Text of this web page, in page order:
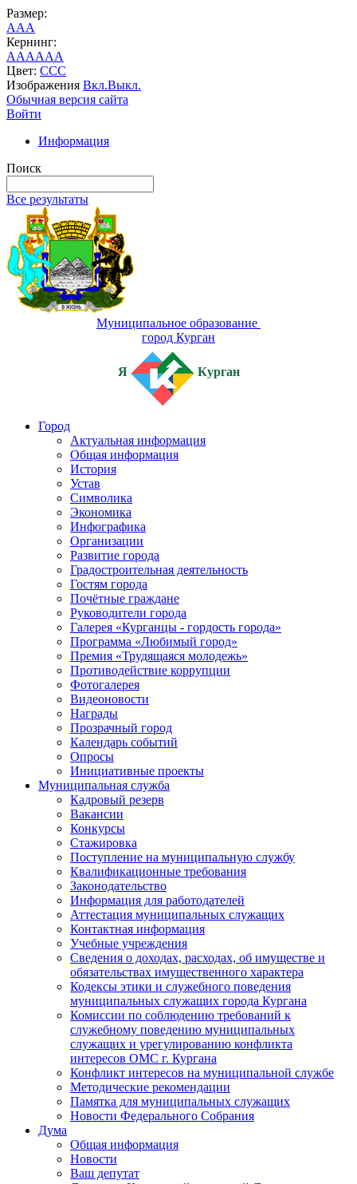
Размер:
AAA
Кернинг:
AAAAAA
Цвет: CCC
Изображения Вкл.Выкл.
Обычная версия сайта
Войти
Информация
Поиск
Все результаты
Муниципальное образование
город Курган
Я Курган
Город
Актуальная информация
Общая информация
История
Устав
Символика
Экономика
Инфографика
Организации
Развитие города
Градостроительная деятельность
Гостям города
Почётные граждане
Руководители города
Галерея «Курганцы - гордость города»
Программа «Любимый город»
Премия «Трудящаяся молодежь»
Противодействие коррупции
Фотогалерея
Видеоновости
Награды
Прозрачный город
Календарь событий
Опросы
Инициативные проекты
Муниципальная служба
Кадровый резерв
Вакансии
Конкурсы
Стажировка
Поступление на муниципальную службу
Квалификационные требования
Законодательство
Информация для работодателей
Аттестация муниципальных служащих
Контактная информация
Учебные учреждения
Сведения о доходах, расходах, об имуществе и
обязательствах имущественного характера
Кодексы этики и служебного поведения
муниципальных служащих города Кургана
Комиссии по соблюдению требований к
служебному поведению муниципальных
служащих и урегулированию конфликта
интересов ОМС г. Кургана
Конфликт интересов на муниципальной службе
Методические рекомендации
Памятка для муниципальных служащих
Новости Федерального Cобрания
Дума
Общая информация
Новости
Ваш депутат